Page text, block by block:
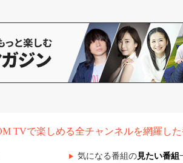
TVで楽しめる全チャンネルを網羅した
気になる番組の見たい番組